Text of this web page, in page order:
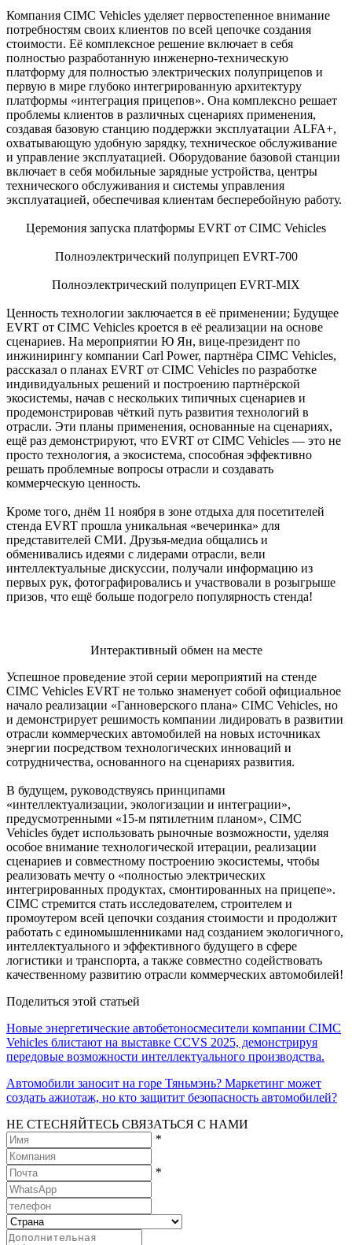
Компания CIMC Vehicles уделяет первостепенное внимание
потребностям своих клиентов по всей цепочке создания
стоимости. Её комплексное решение включает в себя
полностью разработанную инженерно-техническую
платформу для полностью электрических полуприцепов и
первую в мире глубоко интегрированную архитектуру
платформы «интеграция прицепов». Она комплексно решает
проблемы клиентов в различных сценариях применения,
создавая базовую станцию поддержки эксплуатации ALFA+,
охватывающую удобную зарядку, техническое обслуживание
и управление эксплуатацией. Оборудование базовой станции
включает в себя мобильные зарядные устройства, центры
технического обслуживания и системы управления
эксплуатацией, обеспечивая клиентам бесперебойную работу.
Церемония запуска платформы EVRT от CIMC Vehicles
Полноэлектрический полуприцеп EVRT-700
Полноэлектрический полуприцеп EVRT-MIX
Ценность технологии заключается в её применении; Будущее
EVRT от CIMC Vehicles кроется в её реализации на основе
сценариев. На мероприятии Ю Ян, вице-президент по
инжинирингу компании Carl Power, партнёра CIMC Vehicles,
рассказал о планах EVRT от CIMC Vehicles по разработке
индивидуальных решений и построению партнёрской
экосистемы, начав с нескольких типичных сценариев и
продемонстрировав чёткий путь развития технологий в
отрасли. Эти планы применения, основанные на сценариях,
ещё раз демонстрируют, что EVRT от CIMC Vehicles — это не
просто технология, а экосистема, способная эффективно
решать проблемные вопросы отрасли и создавать
коммерческую ценность.
Кроме того, днём 11 ноября в зоне отдыха для посетителей
стенда EVRT прошла уникальная «вечеринка» для
представителей СМИ. Друзья-медиа общались и
обменивались идеями с лидерами отрасли, вели
интеллектуальные дискуссии, получали информацию из
первых рук, фотографировались и участвовали в розыгрыше
призов, что ещё больше подогрело популярность стенда!
Интерактивный обмен на месте
Успешное проведение этой серии мероприятий на стенде
CIMC Vehicles EVRT не только знаменует собой официальное
начало реализации «Ганноверского плана» CIMC Vehicles, но
и демонстрирует решимость компании лидировать в развитии
отрасли коммерческих автомобилей на новых источниках
энергии посредством технологических инноваций и
сотрудничества, основанного на сценариях развития.
В будущем, руководствуясь принципами
«интеллектуализации, экологизации и интеграции»,
предусмотренными «15-м пятилетним планом», CIMC
Vehicles будет использовать рыночные возможности, уделяя
особое внимание технологической итерации, реализации
сценариев и совместному построению экосистемы, чтобы
реализовать мечту о «полностью электрических
интегрированных продуктах, смонтированных на прицепе».
CIMC стремится стать исследователем, строителем и
промоутером всей цепочки создания стоимости и продолжит
работать с единомышленниками над созданием экологичного,
интеллектуального и эффективного будущего в сфере
логистики и транспорта, а также совместно содействовать
качественному развитию отрасли коммерческих автомобилей!
Поделиться этой статьей
Новые энергетические автобетоносмесители компании CIMC
Vehicles блистают на выставке CCVS 2025, демонстрируя
передовые возможности интеллектуального производства.
Автомобили заносит на горе Тяньмэнь? Маркетинг может
создать ажиотаж, но кто защитит безопасность автомобилей?
НЕ СТЕСНЯЙТЕСЬ СВЯЗАТЬСЯ С НАМИ
*
*